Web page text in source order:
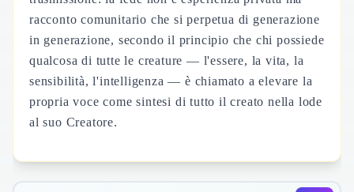
racconto comunitario che si perpetua di generazione
in generazione, secondo il principio che chi possiede
qualcosa di tutte le creature — l'essere, la vita, la
sensibilità, l'intelligenza — è chiamato a elevare la
propria voce come sintesi di tutto il creato nella lode
al suo Creatore.